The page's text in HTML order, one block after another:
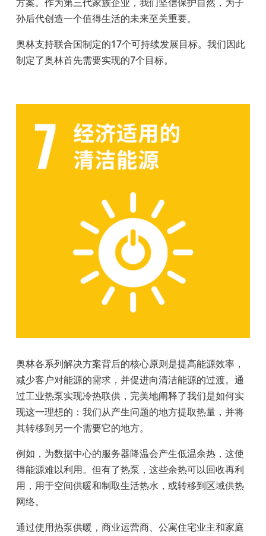
孙后代创造一个值得生活的未来至关重要。
奥林支持联合国制定的17个可持续发展目标。我们因此
制定了奥林首先需要实现的7个目标。
奥林各系列解决方案背后的核心原则是提高能源效率，
减少客户对能源的需求，并促进向清洁能源的过渡。通
过工业热泵实现冷热联供，完美地阐释了我们是如何实
现这一理想的：我们从产生问题的地方提取热量，并将
其转移到另一个需要它的地方。
例如，为数据中心的服务器降温会产生低温余热，这使
得能源难以利用。但有了热泵，这些余热可以回收再利
用，用于空间供暖和制取生活热水，或转移到区域供热
网络。
通过使用热泵供暖，商业运营商、公寓住宅业主和家庭